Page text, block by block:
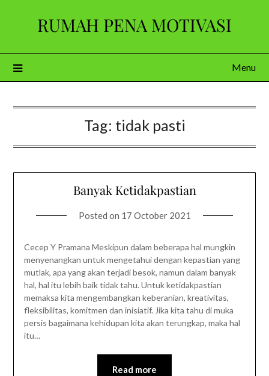
RUMAH PENA MOTIVASI
Menu
Tag: tidak pasti
Banyak Ketidakpastian
Posted on 17 October 2021
Cecep Y Pramana Meskipun dalam beberapa hal mungkin
menyenangkan untuk mengetahui dengan kepastian yang
mutlak, apa yang akan terjadi besok, namun dalam banyak
hal, hal itu lebih baik tidak tahu. Untuk ketidakpastian
memaksa kita mengembangkan keberanian, kreativitas,
fleksibilitas, komitmen dan inisiatif. Jika kita tahu di muka
persis bagaimana kehidupan kita akan terungkap, maka hal
itu…
Read more